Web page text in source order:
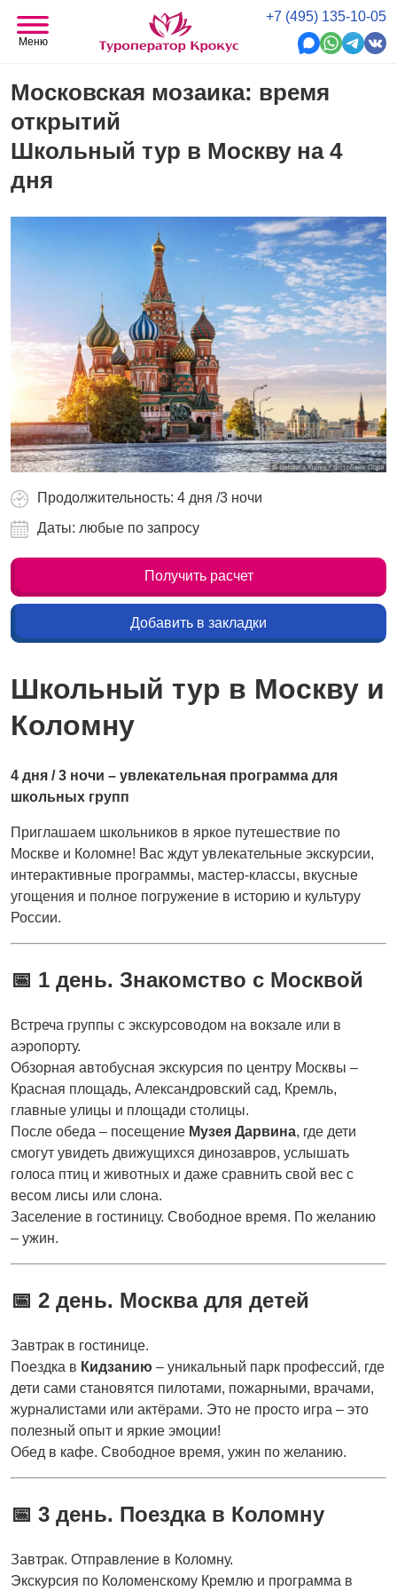
+7 (495) 135-10-05
Меню
Московская мозаика: время
открытий
Школьный тур в Москву на 4
дня
Продолжительность: 4 дня /3 ночи
Даты: любые по запросу
Получить расчет
Добавить в закладки
Школьный тур в Москву и
Коломну
4 дня / 3 ночи – увлекательная программа для
школьных групп
Приглашаем школьников в яркое путешествие по
Москве и Коломне! Вас ждут увлекательные экскурсии,
интерактивные программы, мастер-классы, вкусные
угощения и полное погружение в историю и культуру
России.
📅 1 день. Знакомство с Москвой
Встреча группы с экскурсоводом на вокзале или в
аэропорту.
Обзорная автобусная экскурсия по центру Москвы –
Красная площадь, Александровский сад, Кремль,
главные улицы и площади столицы.
После обеда – посещение Музея Дарвина, где дети
смогут увидеть движущихся динозавров, услышать
голоса птиц и животных и даже сравнить свой вес с
весом лисы или слона.
Заселение в гостиницу. Свободное время. По желанию
– ужин.
📅 2 день. Москва для детей
Завтрак в гостинице.
Поездка в Кидзанию – уникальный парк профессий, где
дети сами становятся пилотами, пожарными, врачами,
журналистами или актёрами. Это не просто игра – это
полезный опыт и яркие эмоции!
Обед в кафе. Свободное время, ужин по желанию.
📅 3 день. Поездка в Коломну
Завтрак. Отправление в Коломну.
Экскурсия по Коломенскому Кремлю и программа в